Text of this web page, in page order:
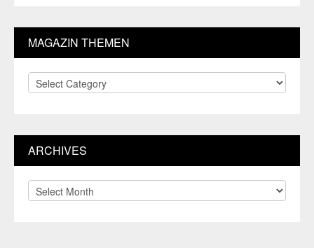
MAGAZIN THEMEN
Magazin
Themen
ARCHIVES
Archives